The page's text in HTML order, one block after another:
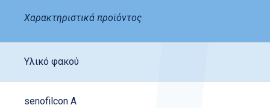
Χαρακτηριστικά προϊόντος
Υλικό φακού
senofilcon A